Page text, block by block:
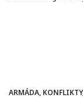
ARMÁDA,